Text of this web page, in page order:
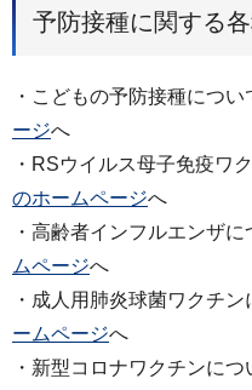
予防接種に関する
・こどもの予防接種につい
ージへ
・RSウイルス母子免疫ワ
のホームページへ
・高齢者インフルエンザに
ムページへ
・成人用肺炎球菌ワクチン
ームページへ
・新型コロナワクチンにつ